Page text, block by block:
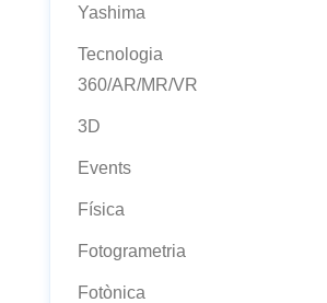
Yashima
Tecnologia
360/AR/MR/VR
3D
Events
Física
Fotogrametria
Fotònica